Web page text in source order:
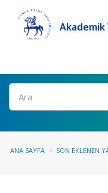
Ara
ANA SAYFA SON EKLENEN